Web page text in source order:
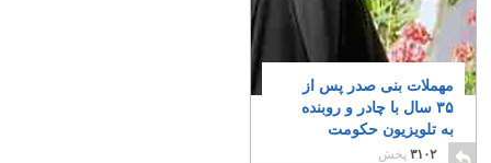
مهملات بنی صدر پس از
٣۵ سال با چادر و روبنده
به تلویزیون حکومت
اسلامی بازگشته است!
۳۱۰۲ پخش